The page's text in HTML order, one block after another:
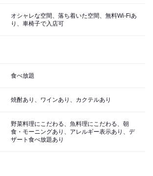
オシャレな空間、落ち着いた空間、無料Wi-Fiあ
り、車椅子で入店可
食べ放題
焼酎あり、ワインあり、カクテルあり
野菜料理にこだわる、魚料理にこだわる、朝
食・モーニングあり、アレルギー表示あり、デ
ザート食べ放題あり